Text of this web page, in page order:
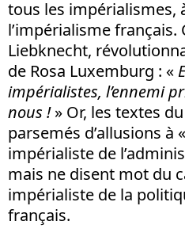
tous les impérialismes,
l’impérialisme français.
Liebknecht,
de Rosa Luxemburg : «
impérialistes, l’ennemi
nous !» Or, les textes
parsemés d’allusions à
impérialiste de
mais ne disent mot du
impérialiste de la
français.